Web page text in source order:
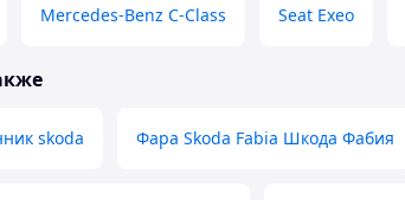
Mercedes-Benz C-Class Seat Exeo
skoda Фара Skoda Fabia Шкода Фабия